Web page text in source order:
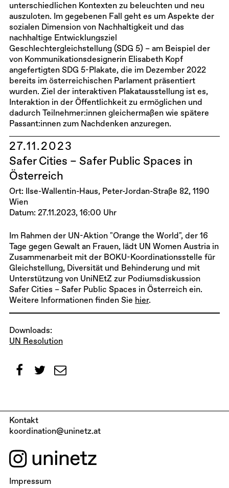
unterschiedlichen Kontexten zu beleuchten und neu
auszuloten. Im gegebenen Fall geht es um Aspekte der
sozialen Dimension von Nachhaltigkeit und das
nachhaltige Entwicklungsziel
Geschlechtergleichstellung (SDG 5) – am Beispiel der
von Kommunikationsdesignerin Elisabeth Kopf
angefertigten SDG 5-Plakate, die im Dezember 2022
bereits im österreichischen Parlament präsentiert
wurden. Ziel der interaktiven Plakatausstellung ist es,
Interaktion in der Öffentlichkeit zu ermöglichen und
dadurch Teilnehmer:innen gleichermaßen wie spätere
Passant:innen zum Nachdenken anzuregen.
27.11.2023
Safer Cities – Safer Public Spaces in
Österreich
Ort: Ilse-Wallentin-Haus, Peter-Jordan-Straße 82, 1190
Wien
Datum: 27.11.2023, 16:00 Uhr
Im Rahmen der UN-Aktion "Orange the World", der 16
Tage gegen Gewalt an Frauen, lädt UN Women Austria in
Zusammenarbeit mit der BOKU-Koordinationsstelle für
Gleichstellung, Diversität und Behinderung und mit
Unterstützung von UniNEtZ zur Podiumsdiskussion
Safer Cities – Safer Public Spaces in Österreich ein.
Weitere Informationen finden Sie hier.
Downloads:
UN Resolution
Kontakt
koordination@uninetz.at
Impressum